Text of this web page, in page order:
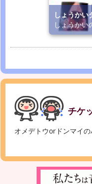
しょうかい
しょうかい
チケ
オメデトウorドンマイ